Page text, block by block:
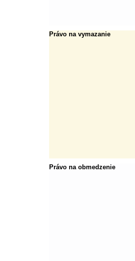
Právo na vymazanie
Právo na obmedzenie